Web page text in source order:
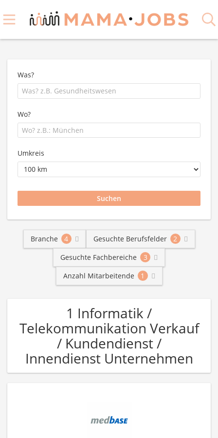
Was?
Wo?
Umkreis
Branche 4 Gesuchte Berufsfelder
2
Gesuchte Fachbereiche
3
Anzahl Mitarbeitende
1
1 Informatik /
Telekommunikation Verkauf
/ Kundendienst /
Innendienst Unternehmen